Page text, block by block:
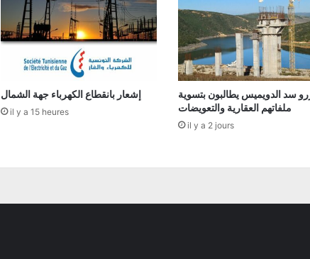
إشعار بانقطاع الكهرباء جهة الشمال
il y a 15 heures
سد الدويميس يطالبون بتسوية
ملفاتهم العقارية والتعويضات
il y a 2 jours